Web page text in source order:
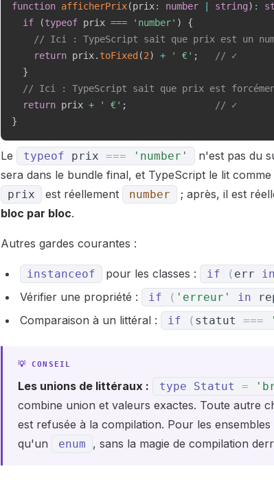
function afficherPrix(prix: number string) :
if
(typeof prix === 'number' )
{
// Ici : TypeScript sait que prix est un
return prix. toFixed (2) + ' €' ;
// ✓
}
// Ici : TypeScript sait que prix est
return prix + ' €' ;
// ✓
}
Le typeof prix === 'number'
n'est pas du
sera dans le bundle final, et TypeScript le lit
prix est réellement number ; après, il est
bloc par bloc.
Autres gardes courantes :
instanceof pour les classes : if ( err
Vérifier une propriété : if ( 'erreur' in
Comparaison à un littéral : if ( statut ===
Les unions de littéraux : type Statut =
combine union et valeurs exactes. Toute autre
est refusée à la compilation. Pour les
qu'un
enum , sans la magie de compilation